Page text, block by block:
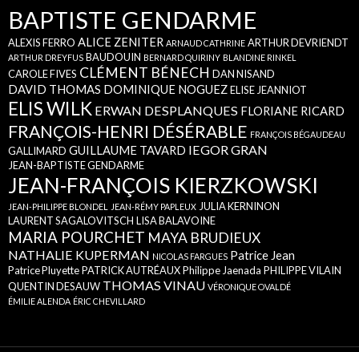
BAPTISTE GENDARME
ALEXIS FERRO ALICE ZENITER ARNAUD CATHRINE ARTHUR DEVRIENDT
ARTHUR DREYFUS BAUDOUIN BERNARD QUIRINY BLANDINE RINKEL
CAROLE FIVES CLÉMENT BÉNECH DAN NISAND
DAVID THOMAS DOMINIQUE NOGUEZELISE JEANNIOT
ELIS WILK ERWAN DESPLANQUES FLORIANE RICARD
FRANÇOIS-HENRI DÉSÉRABLE FRANÇOIS BÉGAUDEAU
GALLIMARD GUILLAUME TAVARD IEGOR GRAN
JEAN-BAPTISTE GENDARME
JEAN-FRANÇOIS KIERZKOWSKI
JEAN-PHILIPPE BLONDEL JEAN-RÉMY PAPLEUX JULIA KERNINON
LAURENT SAGALOVITSCH LISA BALAVOINE
MARIA POURCHET MAYA BRUDIEUX
NATHALIE KUPERMAN NICOLAS FARGUES Patrice Jean
Patrice PluyettePATRICK AUTRÉAUXPhilippe Jaenada PHILIPPE VILAIN
QUENTIN DESAUW THOMAS VINAU VÉRONIQUE OVALDÉ
ÉMILIE ALENDA ÉRIC CHEVILLARD